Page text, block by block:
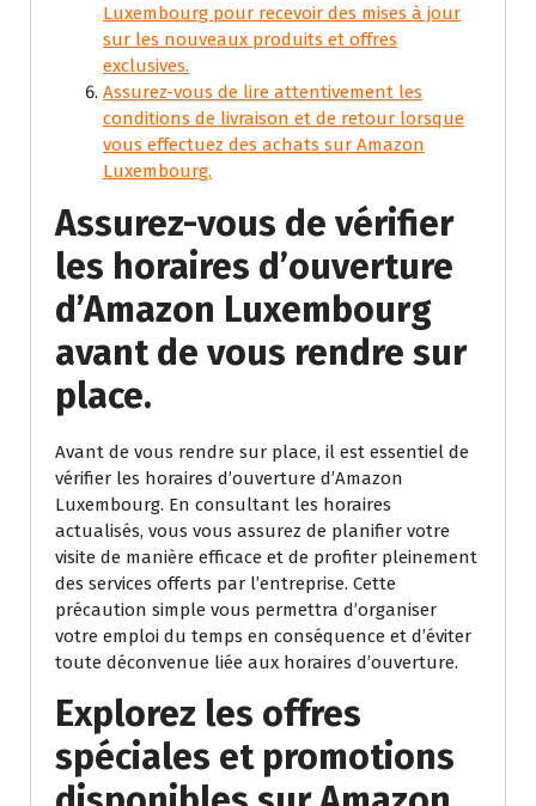
Luxembourg pour recevoir des mises à jour
sur les nouveaux produits et offres
exclusives.
Assurez-vous de lire attentivement les
conditions de livraison et de retour lorsque
vous effectuez des achats sur Amazon
Luxembourg.
Assurez-vous de vérifier
les horaires d’ouverture
d’Amazon Luxembourg
avant de vous rendre sur
place.
Avant de vous rendre sur place, il est essentiel de
vérifier les horaires d’ouverture d’Amazon
Luxembourg. En consultant les horaires
actualisés, vous vous assurez de planifier votre
visite de manière efficace et de profiter pleinement
des services offerts par l’entreprise. Cette
précaution simple vous permettra d’organiser
votre emploi du temps en conséquence et d’éviter
toute déconvenue liée aux horaires d’ouverture.
Explorez les offres
spéciales et promotions